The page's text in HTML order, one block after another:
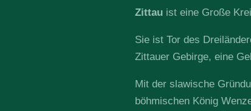
Zittau ist eine Große
Sie ist Tor des
Zittauer Gebirge, eine
Mit der slawische
böhmischen König